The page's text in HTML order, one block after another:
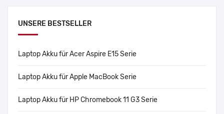
UNSERE BESTSELLER
Laptop Akku für Acer Aspire E15 Serie
Laptop Akku für Apple MacBook Serie
Laptop Akku für HP Chromebook 11 G3 Serie